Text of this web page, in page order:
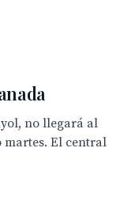
no llegará al
El central